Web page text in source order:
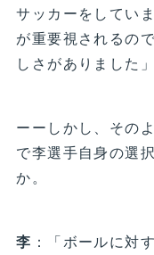
サッカーをしてい
が重要視されるの
しさがありました」
ーーしかし、その
で李選手自身の選
か。
李 ：「ボールに対